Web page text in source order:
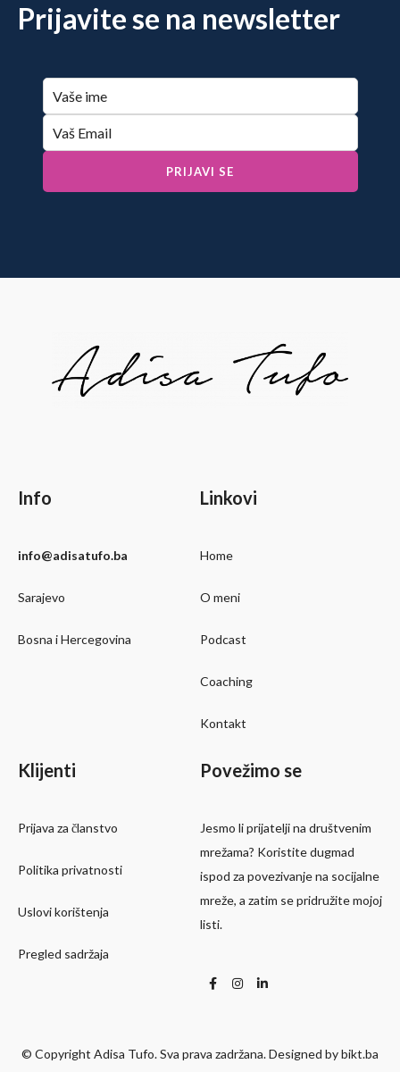
Prijavite se na newsletter
Info
info@adisatufo.ba
Sarajevo
Bosna i Hercegovina
Linkovi
Home
O meni
Podcast
Coaching
Kontakt
Klijenti
Prijava za članstvo
Politika privatnosti
Uslovi korištenja
Pregled sadržaja
Povežimo se
Jesmo li prijatelji na društvenim
mrežama? Koristite dugmad
ispod za povezivanje na socijalne
mreže, a zatim se pridružite mojoj
listi.
© Copyright Adisa Tufo. Sva prava zadržana. Designed by bikt.ba